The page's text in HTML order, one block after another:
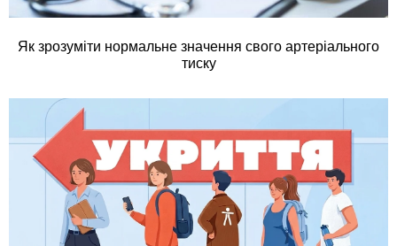
Як зрозуміти нормальне значення свого артеріального
тиску